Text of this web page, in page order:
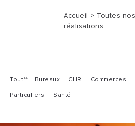
Accueil > Toutes nos
réalisations
Tout94 Bureaux CHR Commerces
Particuliers Santé